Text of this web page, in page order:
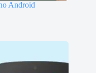
Android